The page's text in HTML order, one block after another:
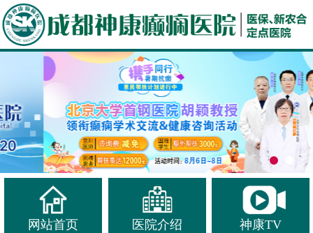
网站首页 医院介绍 神康TV